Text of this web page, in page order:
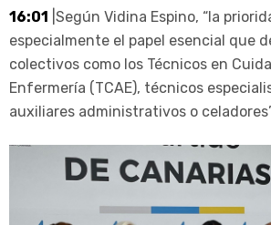
16:01 |Según Vidina Espino, “la
especialmente el papel esencial que
colectivos como los Técnicos en
Enfermería (TCAE), técnicos
auxiliares administrativos o